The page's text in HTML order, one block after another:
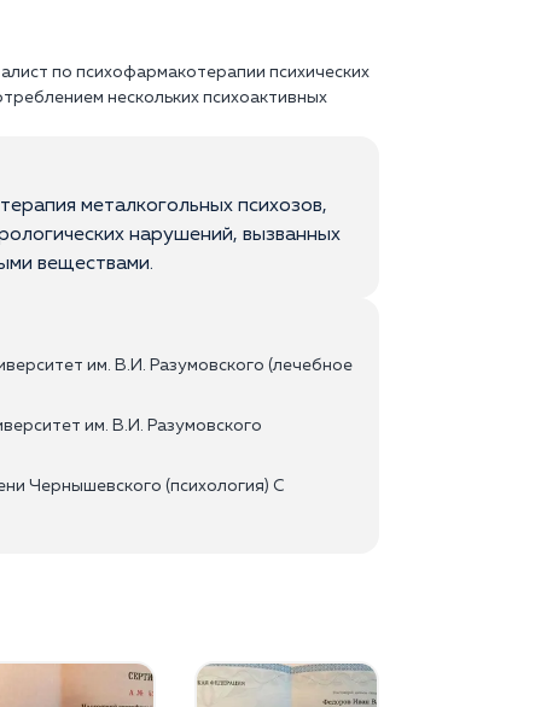
по психофармакотерапии психических
нескольких психоактивных
металкогольных психозов,
нарушений, вызванных
веществами.
им. В.И. Разумовского (лечебное
им. В.И. Разумовского
Чернышевского (психология) С